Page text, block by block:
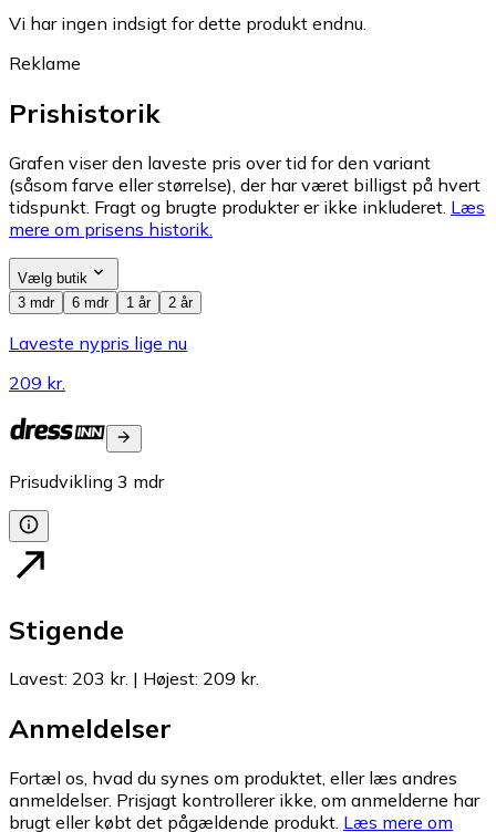
Vi har ingen indsigt for dette produkt endnu.
Reklame
Prishistorik
Grafen viser den laveste pris over tid for den variant
(såsom farve eller størrelse), der har været billigst på hvert
tidspunkt. Fragt og brugte produkter er ikke inkluderet. Læs
mere om prisens historik.
Vælg butik
3 mdr
6 mdr 1 år 2 år
Laveste nypris lige nu
209 kr.
Prisudvikling 3 mdr
Stigende
Lavest: 203 kr. | Højest: 209 kr.
Anmeldelser
Fortæl os, hvad du synes om produktet, eller læs andres
anmeldelser. Prisjagt kontrollerer ikke, om anmelderne har
brugt eller købt det pågældende produkt. Læs mere om